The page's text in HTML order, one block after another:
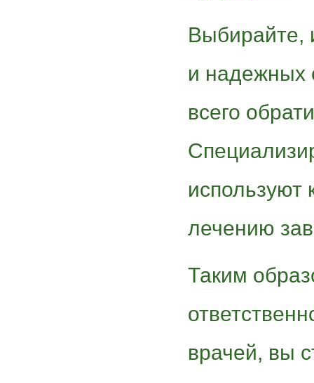
Выбирайте,
и надежных
всего
используют
лечению
Таким
врачей, вы